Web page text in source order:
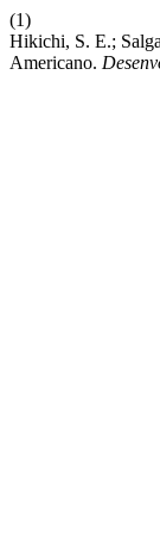
(1)
Hikichi, S. E.;
Americano.